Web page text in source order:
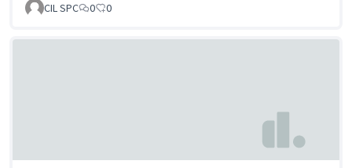
CIL SPC
0 0